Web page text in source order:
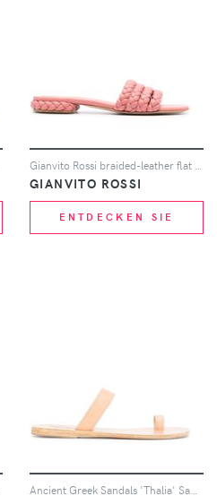
GIANVITO ROSSI
ENTDECKEN SIE